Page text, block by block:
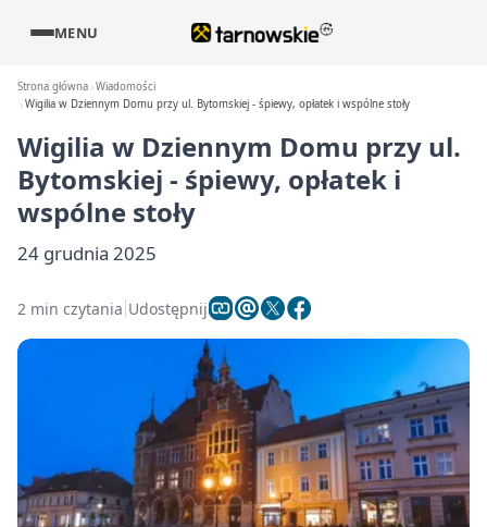
MENU
Strona główna Wiadomości
Wigilia w Dziennym Domu przy ul. Bytomskiej - śpiewy, opłatek i wspólne stoły
Wigilia w Dziennym Domu przy ul.
Bytomskiej - śpiewy, opłatek i
wspólne stoły
24 grudnia 2025
2 min czytania Udostępnij